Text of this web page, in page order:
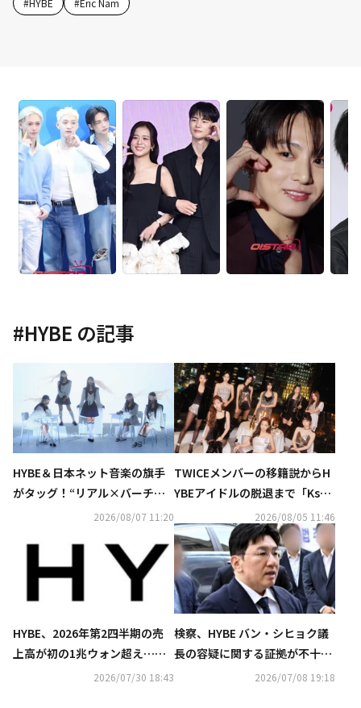
#HYBE の記事
HYBE＆日本ネット音楽の旗手
がタッグ！“リアル×バーチャ
ル日韓グループ”Girls Archive
画主題歌に異例の大抜擢
2026/08/07 11:20
TWICEメンバーの移籍説からH
YBEアイドルの脱退まで「Kstyl
e 7月の記事ランキングTOP5」
を発表
2026/08/05 11:46
HYBE、2026年第2四半期の売
上高が初の1兆ウォン超え…営
業利益も過去最高を記録
2026/07/30 18:43
検察、HYBE バン・シヒョク議
長の容疑に関する証拠が不十分
と判断…警察に別の容疑適用を
2026/07/08 19:18